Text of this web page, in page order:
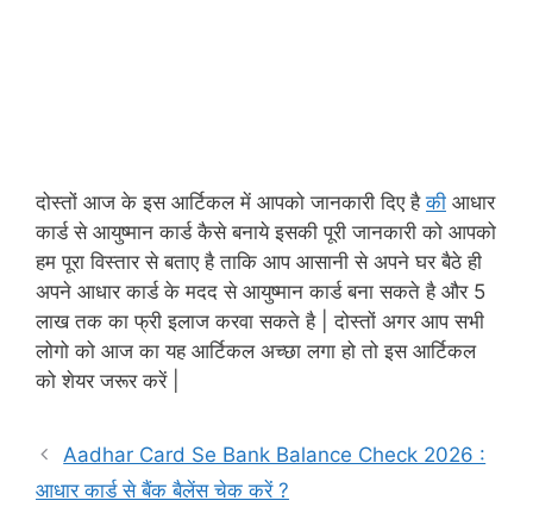
दोस्तों आज के इस आर्टिकल में आपको जानकारी दिए हैकी आधार
कार्ड से आयुष्मान कार्ड कैसे बनाये इसकी पूरी जानकारी को आपको
हम पूरा विस्तार से बताए है ताकि आप आसानी से अपने घर बैठे ही
अपने आधार कार्ड के मदद से आयुष्मान कार्ड बना सकते है और 5
लाख तक का फ्री इलाज करवा सकते है | दोस्तों अगर आप सभी
लोगो को आज का यह आर्टिकल अच्छा लगा हो तो इस आर्टिकल
को शेयर जरूर करें |
Aadhar Card Se Bank Balance Check 2026 :
आधार कार्ड से बैंक बैलेंस चेक करें ?